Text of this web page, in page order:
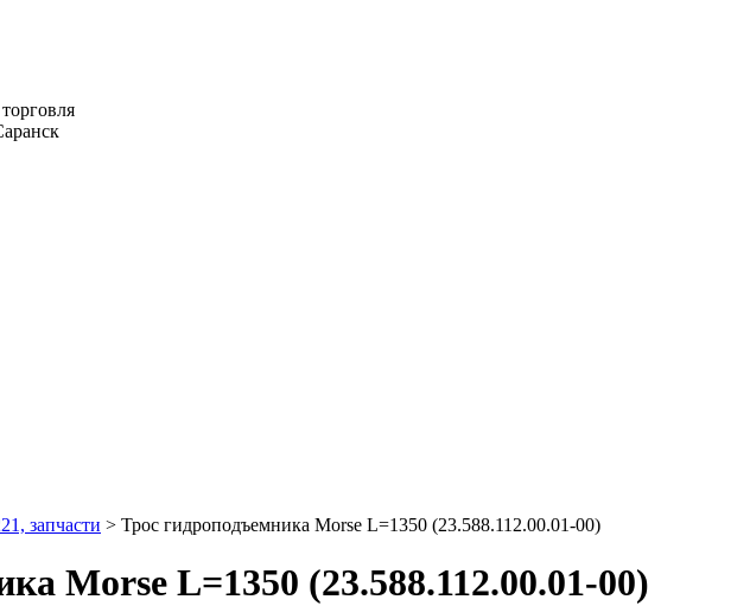
запчасти > Трос гидроподъемника Morse L=1350 (23.588.112.00.01-00)
Morse L=1350 (23.588.112.00.01-00)